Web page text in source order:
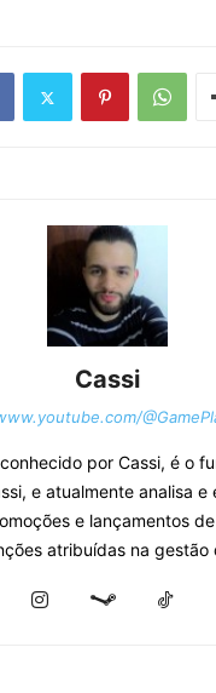
Cassi
por Cassi, é o
e atualmente analisa e
e lançamentos
atribuídas na gestão